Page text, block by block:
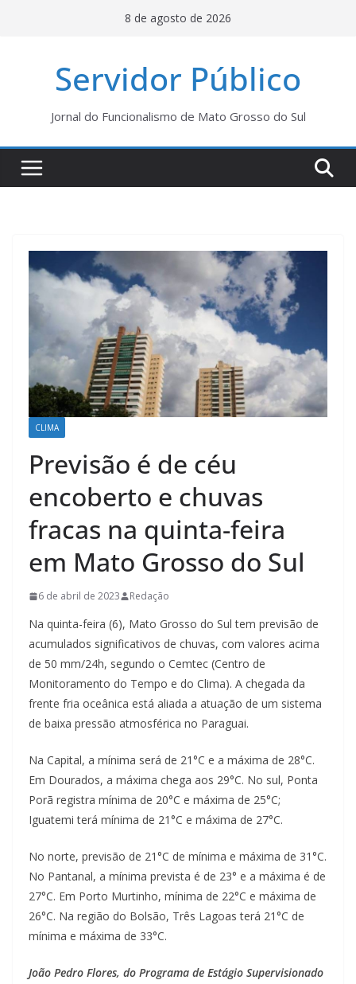
8 de agosto de 2026
Servidor Público
Jornal do Funcionalismo de Mato Grosso do Sul
CLIMA
Previsão é de céu
encoberto e chuvas
fracas na quinta-feira
em Mato Grosso do Sul
6 de abril de 2023 Redação
Na quinta-feira (6), Mato Grosso do Sul tem previsão de
acumulados significativos de chuvas, com valores acima
de 50 mm/24h, segundo o Cemtec (Centro de
Monitoramento do Tempo e do Clima). A chegada da
frente fria oceânica está aliada a atuação de um sistema
de baixa pressão atmosférica no Paraguai.
Na Capital, a mínima será de 21°C e a máxima de 28°C.
Em Dourados, a máxima chega aos 29°C. No sul, Ponta
Porã registra mínima de 20°C e máxima de 25°C;
Iguatemi terá mínima de 21°C e máxima de 27°C.
No norte, previsão de 21°C de mínima e máxima de 31°C.
No Pantanal, a mínima prevista é de 23° e a máxima é de
27°C. Em Porto Murtinho, mínima de 22°C e máxima de
26°C. Na região do Bolsão, Três Lagoas terá 21°C de
mínima e máxima de 33°C.
João Pedro Flores, do Programa de Estágio Supervisionado